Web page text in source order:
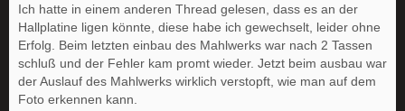
Ich hatte in einem anderen Thread gelesen, dass es an der
Hallplatine ligen könnte, diese habe ich gewechselt, leider ohne
Erfolg. Beim letzten einbau des Mahlwerks war nach 2 Tassen
schluß und der Fehler kam promt wieder. Jetzt beim ausbau war
der Auslauf des Mahlwerks wirklich verstopft, wie man auf dem
Foto erkennen kann.